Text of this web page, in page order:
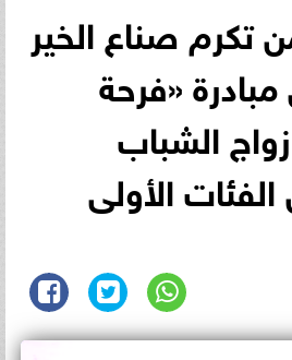
تكرم صناع الخير
«فرحة
الشباب
الأولى